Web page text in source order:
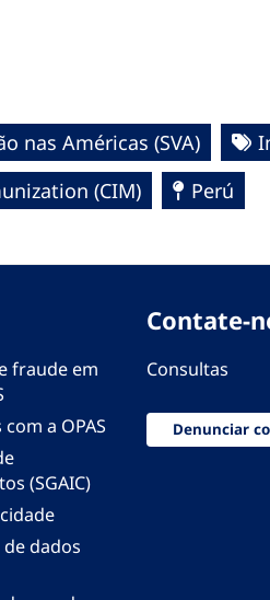
nas Américas (SVA)
(CIM) Perú
fraude em
a OPAS
(SGAIC)
dados
Contate-
Consultas
Denunciar